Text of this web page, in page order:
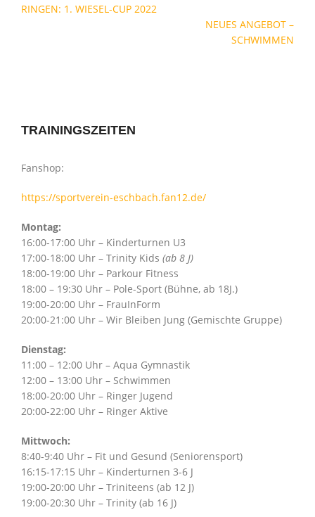
Beitragsnavigation
RINGEN: 1. WIESEL-CUP 2022
NEUES ANGEBOT –
SCHWIMMEN
TRAININGSZEITEN
Fanshop:
https://sportverein-eschbach.fan12.de/
Montag:
16:00-17:00 Uhr – Kinderturnen U3
17:00-18:00 Uhr – Trinity Kids (ab 8 J)
18:00-19:00 Uhr – Parkour Fitness
18:00 – 19:30 Uhr – Pole-Sport (Bühne, ab 18J.)
19:00-20:00 Uhr – FrauInForm
20:00-21:00 Uhr – Wir Bleiben Jung (Gemischte Gruppe)
Dienstag:
11:00 – 12:00 Uhr – Aqua Gymnastik
12:00 – 13:00 Uhr – Schwimmen
18:00-20:00 Uhr – Ringer Jugend
20:00-22:00 Uhr – Ringer Aktive
Mittwoch:
8:40-9:40 Uhr – Fit und Gesund (Seniorensport)
16:15-17:15 Uhr – Kinderturnen 3-6 J
19:00-20:00 Uhr – Triniteens (ab 12 J)
19:00-20:30 Uhr – Trinity (ab 16 J)